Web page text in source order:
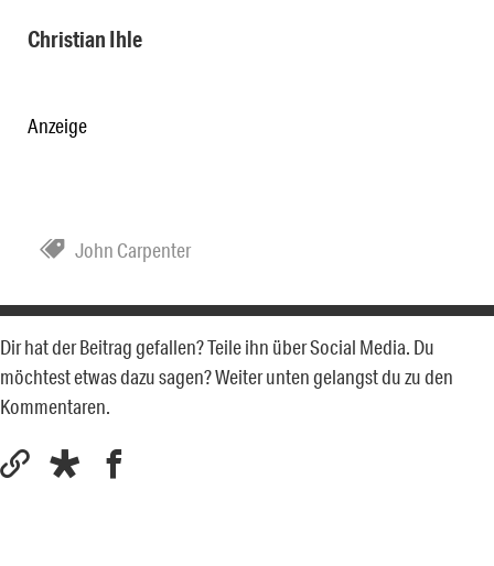
Christian Ihle
Anzeige
John Carpenter
Dir hat der Beitrag gefallen? Teile ihn über Social Media. Du
möchtest etwas dazu sagen? Weiter unten gelangst du zu den
Kommentaren.